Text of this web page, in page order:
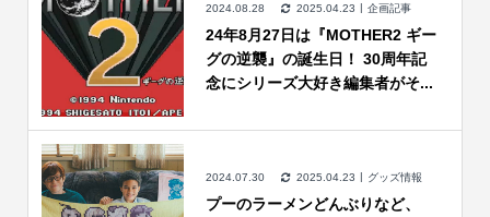
2024.08.28 2025.04.23 企画記事
24年8月27日は『MOTHER2 ギー
グの逆襲』の誕生日！ 30周年記
念にシリーズ大好き編集者がそ...
2024.07.30 2025.04.23 グッズ情報
プーのラーメンどんぶりなど、